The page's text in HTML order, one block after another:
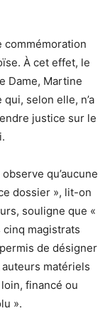
commémoration
À cet effet, le
Dame, Martine
selon elle, n’a
justice sur le
qu’aucune
dossier », lit-on
souligne que «
magistrats
de désigner
matériels
financé ou
».